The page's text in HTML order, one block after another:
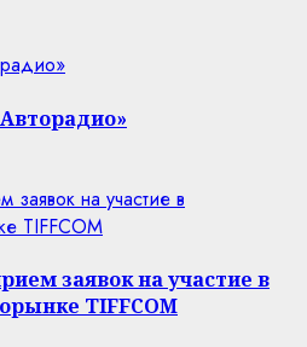
на участие в
TIFFCOM
заявок на участие в
TIFFCOM